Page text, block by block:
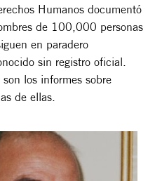
Humanos documentó
de 100,000 personas
en paradero
sin registro oficial.
son los informes sobre
de ellas.